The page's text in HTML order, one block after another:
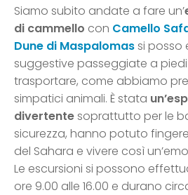
Siamo subito andate a fare un’
di cammello con Camello
Dune di Maspalomassi posso
suggestive passeggiate a
trasportare, come abbiamo
simpatici animali. È stata
divertentesoprattutto per le
sicurezza, hanno potuto
del Sahara e vivere così
Le escursioni si possono
ore 9.00 alle 16.00 e durano